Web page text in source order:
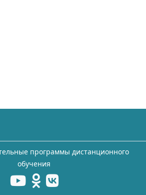
программы дистанционного
обучения